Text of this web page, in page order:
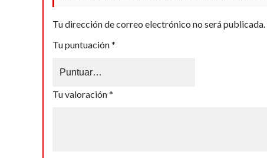
Tu dirección de correo electrónico no será publicada.
Tu puntuación*
Tu valoración*